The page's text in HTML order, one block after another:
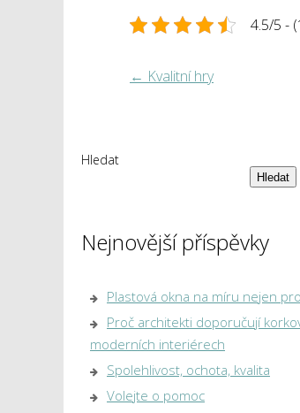
4.5/5 -
← Kvalitní hry
Hledat
Hledat
Nejnovější příspěvky
Plastová okna na míru nejen
Proč architekti doporučují
moderních interiérech
Spolehlivost, ochota, kvalita
Volejte o pomoc